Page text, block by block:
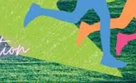
G. Eiffel 02.35.94.64.52 /